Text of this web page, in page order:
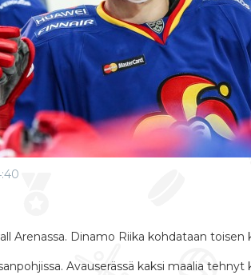
Dinamo Riika kohdataan toisen
Avauserässä kaksi maalia